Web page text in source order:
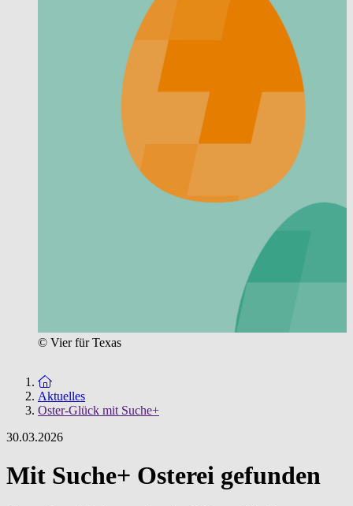
© Vier für Texas
Zur Startseite
Aktuelles
Oster-Glück mit Suche+
30.03.2026
Mit Suche+ Osterei gefunden